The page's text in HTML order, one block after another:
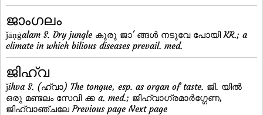
ജാംഗലം
ǰāṇġalam S. Dry jungle കുരു ജാ' ങ്ങള്‍ നടുവേ പോയി KR.; a
climate in which bilious diseases prevail. med.
ജിഹ്വ
ǰihva S. (ഹ്വാ) The tongue, esp. as organ of taste. ജി. യില്‍
ഒരു മണ്ടലം സേവി ക്ക a. med.; ജിഹ്വാഗ്രമാര്‍ഗ്ഗേണ,
ജിഹ്വാഞ്ചലേ Previous page Next page